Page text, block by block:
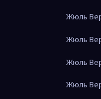
Жюль
Жюль
Жюль
Жюль